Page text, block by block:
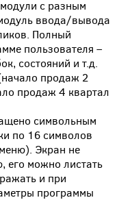
с разным
ввода/вывода
Полный
пользователя –
состояний и т.д.
продаж 2
продаж 4 квартал
символьным
по 16 символов
Экран не
его можно листать
и при
программы